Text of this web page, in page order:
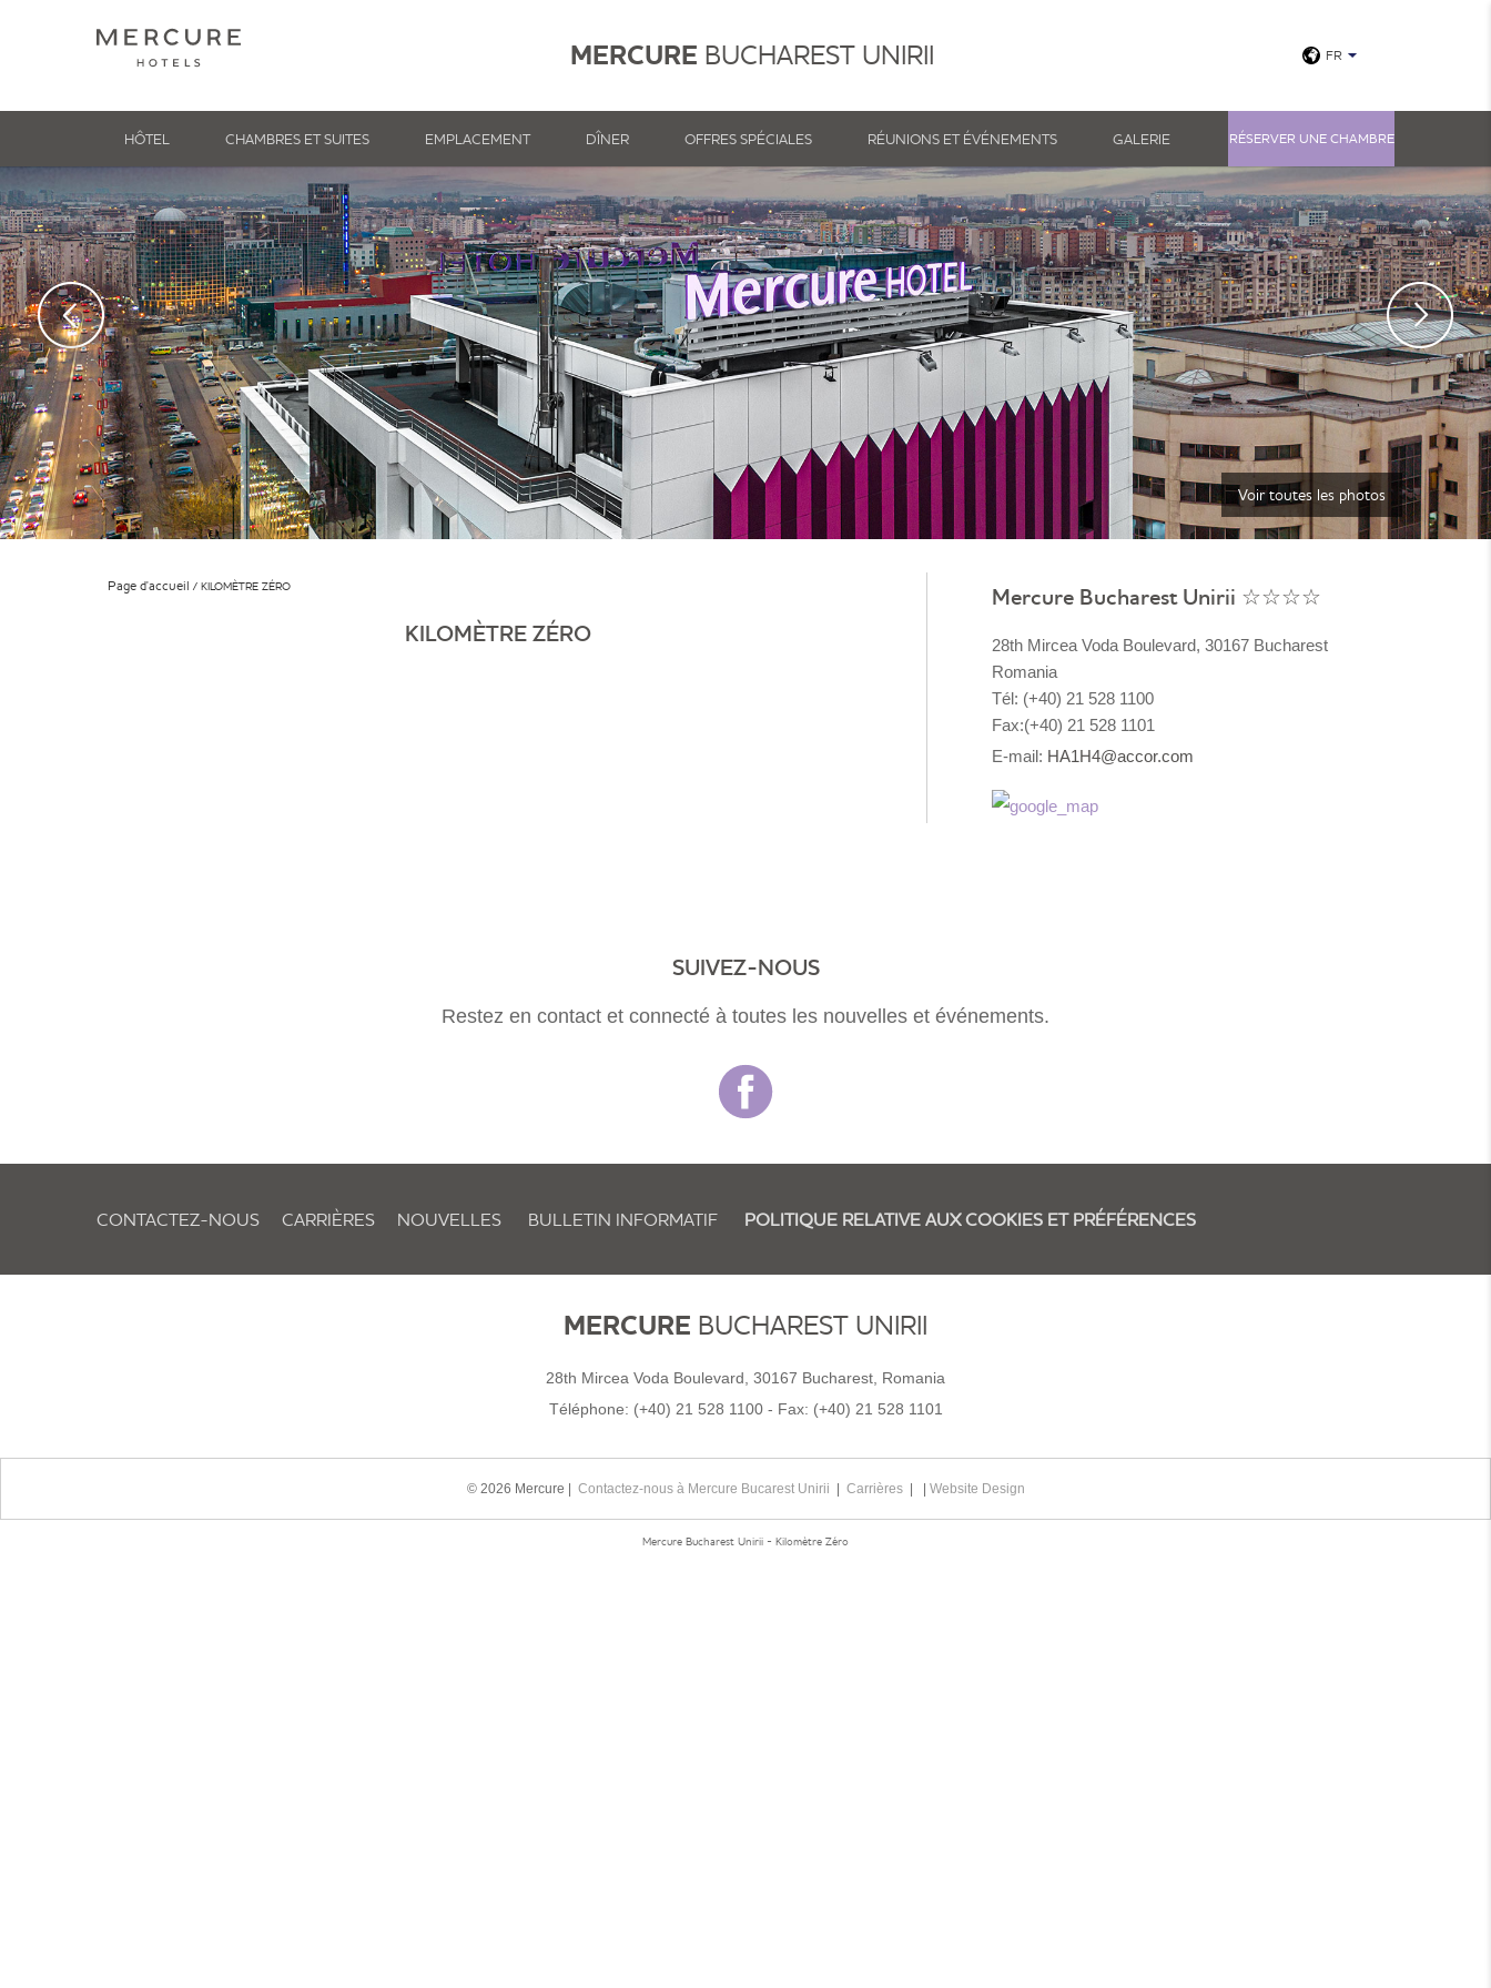
MERCURE BUCHAREST UNIRII FR
HÔTEL CHAMBRES ET SUITES EMPLACEMENT DÎNER OFFRES SPÉCIALES RÉUNIONS ET ÉVÉNEMENTS GALERIE RÉSERVER UNE CHAMBRE
Voir toutes les photos
Page d'accueil KILOMÈTRE ZÉRO
KILOMÈTRE ZÉRO
Mercure Bucharest Unirii ☆☆☆☆
28th Mircea Voda Boulevard, 30167 Bucharest
Romania
Tél: (+40) 21 528 1100
Fax:(+40) 21 528 1101
E-mail: HA1H4@accor.com
SUIVEZ-NOUS
Restez en contact et connecté à toutes les nouvelles et événements.
CONTACTEZ-NOUS CARRIÈRES NOUVELLES BULLETIN INFORMATIF POLITIQUE RELATIVE AUX COOKIES ET PRÉFÉRENCES
MERCURE BUCHAREST UNIRII
28th Mircea Voda Boulevard, 30167 Bucharest, Romania
Téléphone: (+40) 21 528 1100- Fax: (+40) 21 528 1101
© 2026 Mercure | Contactez-nous à Mercure Bucarest Unirii Carrières| | Website Design
Mercure Bucharest Unirii - Kilomètre Zéro